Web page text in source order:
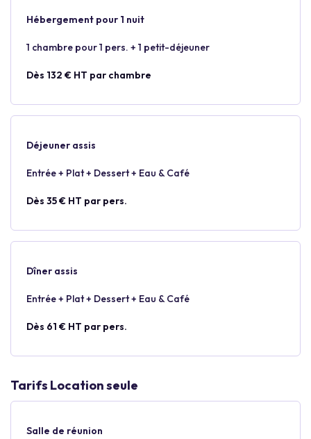
Hébergement pour 1 nuit
1 chambre pour 1 pers. + 1 petit-déjeuner
Dès 132 € HT par chambre
Déjeuner assis
Entrée + Plat + Dessert + Eau & Café
Dès 35 € HT par pers.
Dîner assis
Entrée + Plat + Dessert + Eau & Café
Dès 61 € HT par pers.
Tarifs Location seule
Salle de réunion